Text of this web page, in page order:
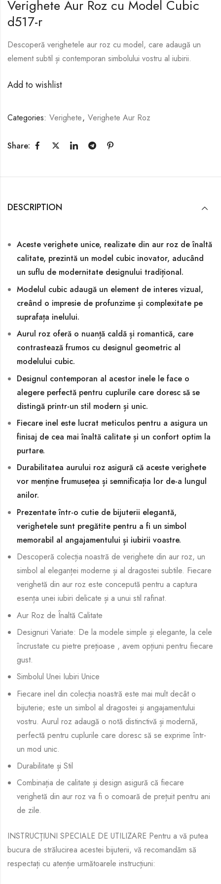
Verighete Aur Roz cu Model Cubic
d517-r
Descoperă verighetele aur roz cu model, care adaugă un
element subtil și contemporan simbolului vostru al iubirii.
Add to wishlist
Categories: Verighete, Verighete Aur Roz
Share:
DESCRIPTION
Aceste verighete unice, realizate din aur roz de înaltă
calitate, prezintă un model cubic inovator, aducând
un suflu de modernitate designului tradițional.
Modelul cubic adaugă un element de interes vizual,
creând o impresie de profunzime și complexitate pe
suprafața inelului.
Aurul roz oferă o nuanță caldă și romantică, care
contrastează frumos cu designul geometric al
modelului cubic.
Designul contemporan al acestor inele le face o
alegere perfectă pentru cuplurile care doresc să se
distingă printr-un stil modern și unic.
Fiecare inel este lucrat meticulos pentru a asigura un
finisaj de cea mai înaltă calitate și un confort optim la
purtare.
Durabilitatea aurului roz asigură că aceste verighete
vor menține frumusețea și semnificația lor de-a lungul
anilor.
Prezentate într-o cutie de bijuterii elegantă,
verighetele sunt pregătite pentru a fi un simbol
memorabil al angajamentului și iubirii voastre.
Descoperă colecția noastră de verighete din aur roz, un
simbol al eleganței moderne și al dragostei subtile. Fiecare
verighetă din aur roz este concepută pentru a captura
esența unei iubiri delicate și a unui stil rafinat.
Aur Roz de Înaltă Calitate
Designuri Variate: De la modele simple și elegante, la cele
încrustate cu pietre prețioase , avem opțiuni pentru fiecare
gust.
Simbolul Unei Iubiri Unice
Fiecare inel din colecția noastră este mai mult decât o
bijuterie; este un simbol al dragostei și angajamentului
vostru. Aurul roz adaugă o notă distinctivă și modernă,
perfectă pentru cuplurile care doresc să se exprime într-
un mod unic.
Durabilitate și Stil
Combinația de calitate și design asigură că fiecare
verighetă din aur roz va fi o comoară de prețuit pentru ani
de zile.
INSTRUCȚIUNI SPECIALE DE UTILIZARE Pentru a vă putea
bucura de strălucirea acestei bijuterii, vă recomandăm să
respectați cu atenție următoarele instrucțiuni: